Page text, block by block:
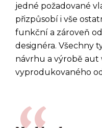
jedné požadované
přizpůsobí i vše
funkční a zároveň
designéra. Všechny
návrhu a výrobě aut
vyprodukovaného